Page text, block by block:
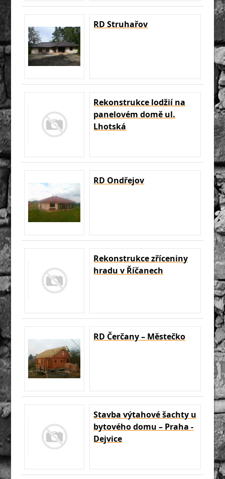
RD Struhařov
Rekonstrukce lodžií na
panelovém domě ul.
Lhotská
RD Ondřejov
Rekonstrukce zříceniny
hradu v Říčanech
RD Čerčany – Městečko
Stavba výtahové šachty u
bytového domu – Praha -
Dejvice